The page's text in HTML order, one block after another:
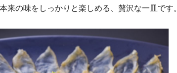
来の味をしっかりと楽しめる、贅沢な一皿です。